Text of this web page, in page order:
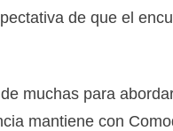
de que el
muchas para
mantiene con